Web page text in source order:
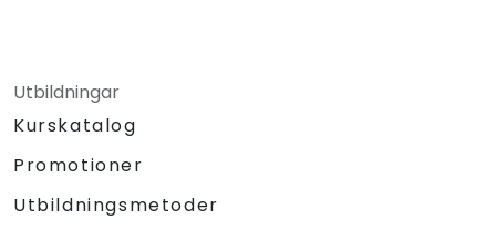
Utbildningar
Kurskatalog
Promotioner
Utbildningsmetoder